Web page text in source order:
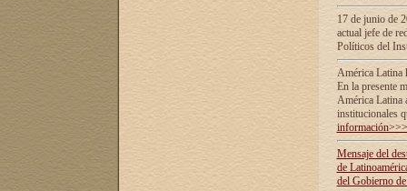
17 de junio de
actual jefe de
Políticos del
América Latina
En la presente
América Latina
institucionales
información>>>
Mensaje del
de
del Gobierno